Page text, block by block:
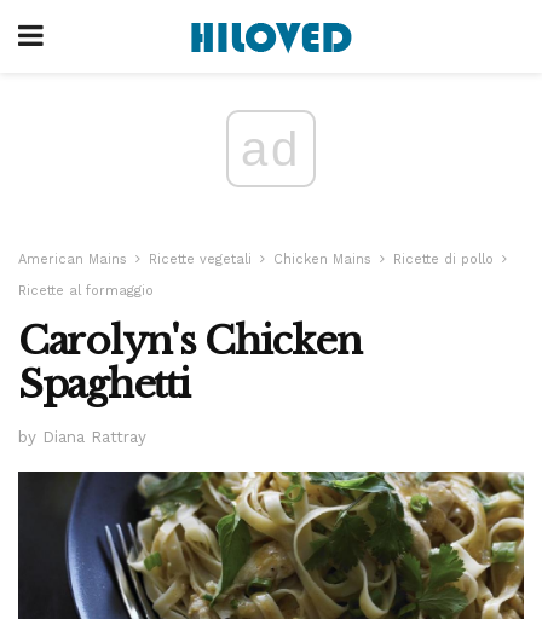
ad
American Mains Ricette vegetali Chicken Mains
Ricette di pollo
Ricette al formaggio
Carolyn's Chicken
Spaghetti
by Diana Rattray